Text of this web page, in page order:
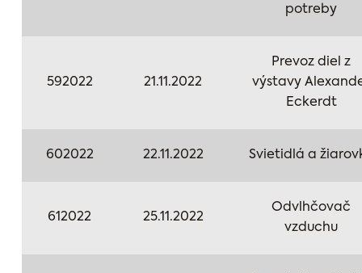
potreby
592022 21.11.2022
Prevoz diel z
výstavy
Eckerdt
602022 22.11.2022 Svietidlá a
612022 25.11.2022
Odvlhčovač
vzduchu